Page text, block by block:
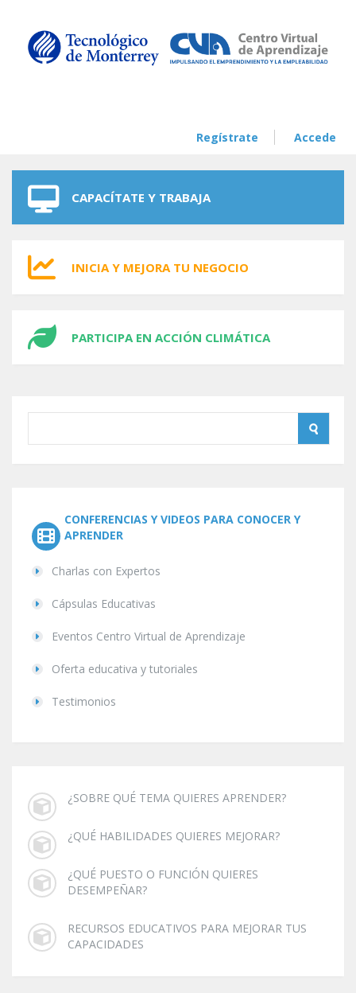
Regístrate Accede
CAPACÍTATE Y TRABAJA
INICIA Y MEJORA TU NEGOCIO
PARTICIPA EN ACCIÓN CLIMÁTICA
CONFERENCIAS Y VIDEOS PARA CONOCER Y
APRENDER
Charlas con Expertos
Cápsulas Educativas
Eventos Centro Virtual de Aprendizaje
Oferta educativa y tutoriales
Testimonios
¿SOBRE QUÉ TEMA QUIERES APRENDER?
¿QUÉ HABILIDADES QUIERES MEJORAR?
¿QUÉ PUESTO O FUNCIÓN QUIERES
DESEMPEÑAR?
RECURSOS EDUCATIVOS PARA MEJORAR TUS
CAPACIDADES